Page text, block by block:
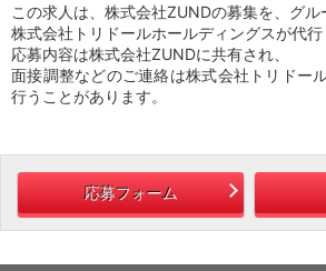
この求人は、株式会社ZUNDの募集を、グル
株式会社トリドールホールディングスが代行
応募内容は株式会社ZUNDに共有され、
面接調整などのご連絡は株式会社トリドー
行うことがあります。
応募フォーム